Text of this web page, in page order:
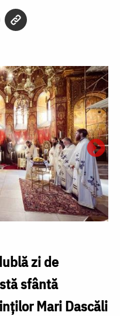
zi de
sfântă
Mari Dascăli